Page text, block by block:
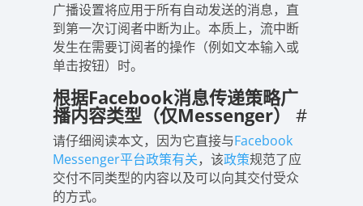
广播设置将应用于所有自动发送的消息，直
到第一次订阅者中断为止。本质上，流中断
发生在需要订阅者的操作（例如文本输入或
单击按钮）时。
根据Facebook消息传递策略广
播内容类型（仅Messenger） #
请仔细阅读本文，因为它直接与Facebook
Messenger平台政策有关，该政策规范了应
交付不同类型的内容以及可以向其交付受众
的方式。